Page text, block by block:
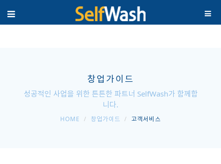
창업가이드
성공적인 사업을 위한 튼튼한 파트너 SelfWash가 함께합
니다.
HOME 창업가이드 고객서비스